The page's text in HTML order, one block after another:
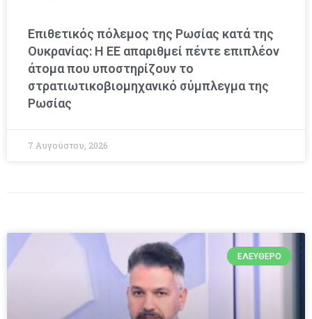
Επιθετικός πόλεμος της Ρωσίας κατά της
Ουκρανίας: Η ΕΕ απαριθμεί πέντε επιπλέον
άτομα που υποστηρίζουν το
στρατιωτικοβιομηχανικό σύμπλεγμα της
Ρωσίας
7 Αυγούστου, 2026
ΕΛΕΎΘΕΡΟ